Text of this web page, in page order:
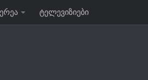
ტელევიზიები